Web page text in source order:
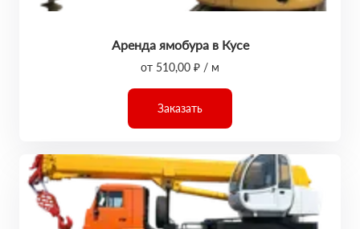
Аренда ямобура в Кусе
от 510,00 ₽ / м
Заказать